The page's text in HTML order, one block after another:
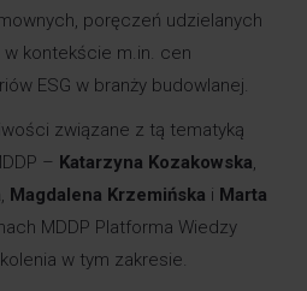
poręczeń udzielanych
w kontekście m.in. cen
ESG w branży budowlanej.
związane z tą tematyką
– Katarzyna Kozakowska,
, Magdalena Krzemińska i Marta
MDDP Platforma Wiedzy
w tym zakresie.